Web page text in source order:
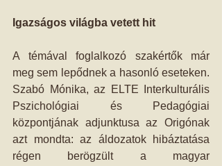
Igazságos világba vetett hit
A témával foglalkozó szakértők már
meg sem lepődnek a hasonló eseteken.
Szabó Mónika, az ELTE Interkulturális
Pszichológiai és Pedagógiai
központjának adjunktusa az Origónak
azt mondta: az áldozatok hibáztatása
régen berögzült a magyar